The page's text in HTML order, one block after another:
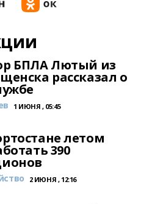
БПЛА Лютый из
рассказал о
1 ИЮНЯ , 05:45
летом
390
2 ИЮНЯ , 12:16